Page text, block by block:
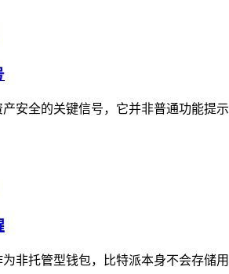
安全的关键信号，它并非普通功能
非托管型钱包，比特派本身不会存储